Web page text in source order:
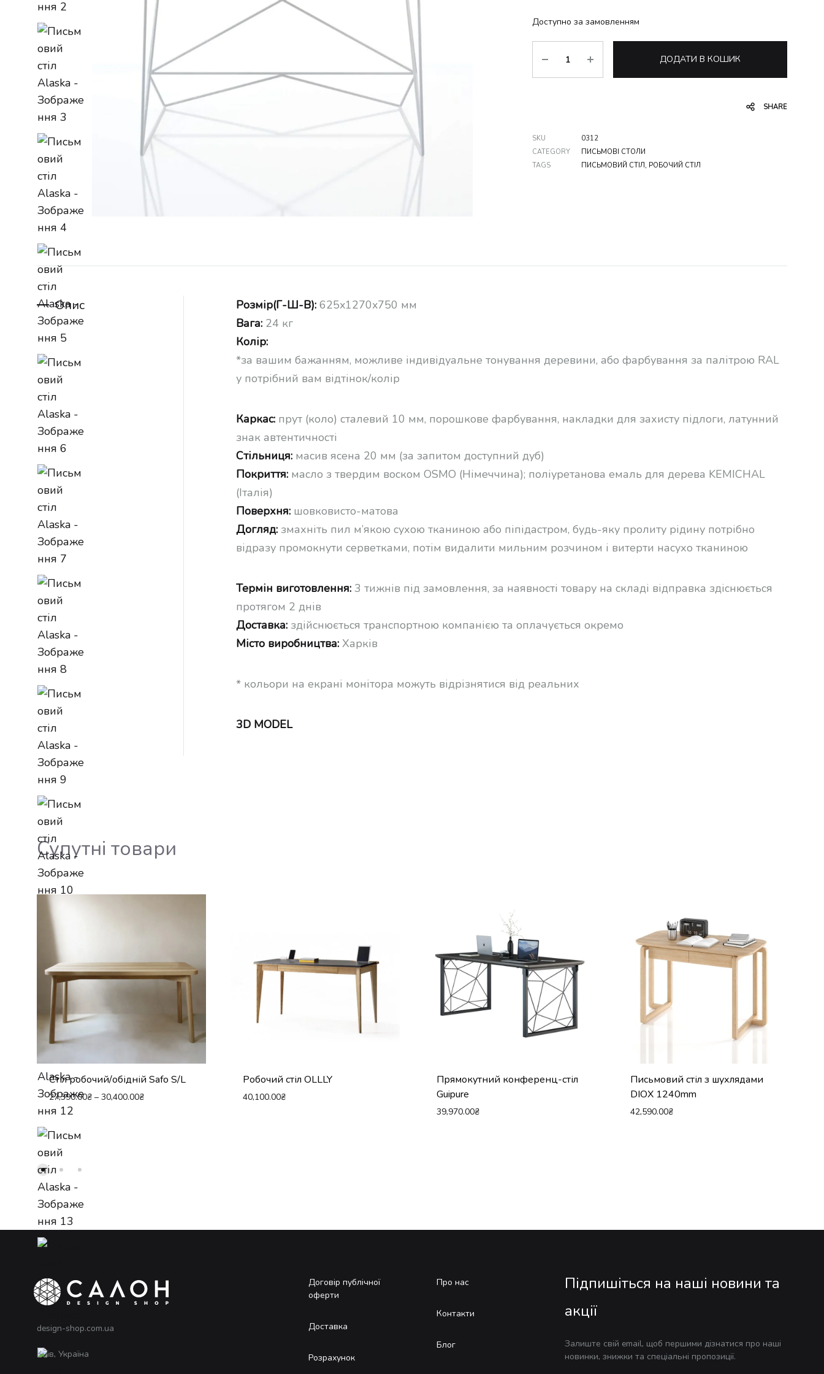
Доступно за замовленням
ДОДАТИ В КОШИК
SHARE
SKU
0312
CATEGORY
ПИСЬМОВІ СТОЛИ
TAGS
ПИСЬМОВИЙ СТІЛ, РОБОЧИЙ СТІЛ
Опис Розмір(Г-Ш-В): 625x1270x750 мм
Вага: 24 кг
Колір:
*за вашим бажанням, можливе індивідуальне тонування деревини, або фарбування за палітрою RAL
у потрібний вам відтінок/колір
Каркас: прут (коло) сталевий 10 мм, порошкове фарбування, накладки для захисту підлоги, латунний
знак автентичності
Стільниця: масив ясена 20 мм (за запитом доступний дуб)
Покриття: масло з твердим воском OSMO (Німеччина); поліуретанова емаль для дерева KEMICHAL
(Італія)
Поверхня: шовковисто-матова
Догляд: змахніть пил м’якою сухою тканиною або піпідастром, будь-яку пролиту рідину потрібно
відразу промокнути серветками, потім видалити мильним розчином і витерти насухо тканиною
Термін виготовлення: 3 тижнів під замовлення, за наявності товару на складі відправка здіснюється
протягом 2 днів
Доставка: здійснюється транспортною компанією та оплачується окремо
Місто виробництва: Харків
* кольори на екрані монітора можуть відрізнятися від реальних
3D MODEL
Супутні товари
Стіл робочий/обідній Safo S/L
27,390.00₴ – 30,400.00₴
Робочий стіл OLLLY
40,100.00₴
Прямокутний конференц-стіл
Guipure
39,970.00₴
Письмовий стіл з шухлядами
DIOX 1240mm
42,590.00₴
design-shop.com.ua
Київ, Україна
Договір публічної
оферти
Доставка
Розрахунок
Про нас
Контакти
Блог
Підпишіться на наші новини та
акції
Залиште свій email, щоб першими дізнатися про наші
новинки, знижки та спеціальні пропозиції.